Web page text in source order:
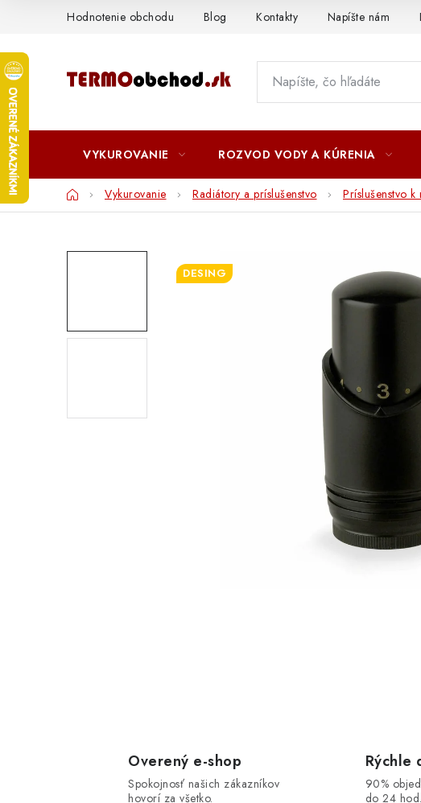
Hodnotenie obchodu Blog Kontakty Napíšte nám
VYKUROVANIE ROZVOD VODY A KÚRENIA
DomovVykurovanie Radiátory a príslušenstvo Príslušenstvo
DESING
Overený e-shop
Spokojnosť našich zákazníkov
hovorí za všetko.
Rýchle
90%
do 24 hod.